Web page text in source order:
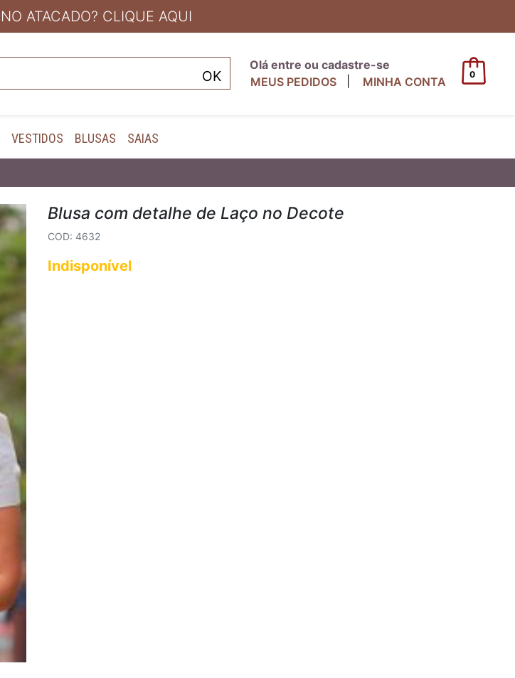
ATACADO? CLIQUE AQUI
Olá entre ou cadastre-se
MEUS PEDIDOS
MINHA CONTA
0
VESTIDOS BLUSAS SAIAS
Blusa com detalhe de Laço no Decote
COD: 4632
Indisponível